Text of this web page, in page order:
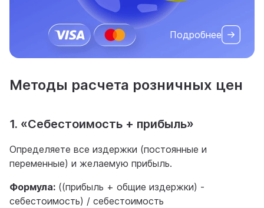
Подробнее
Методы расчета розничных цен
1. «Себестоимость + прибыль»
Определяете все издержки (постоянные и
переменные) и желаемую прибыль.
Формула: ((прибыль + общие издержки) -
себестоимость) / себестоимость